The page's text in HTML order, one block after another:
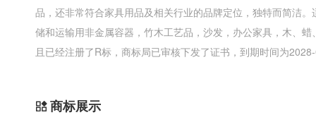
品，还非常符合家具用品及相关行业的品牌定位，独特而简洁
储和运输用非金属容器，竹木工艺品，沙发，办公家具，木、
且已经注册了R标，商标局已审核下发了证书，到期时间为
商标展示